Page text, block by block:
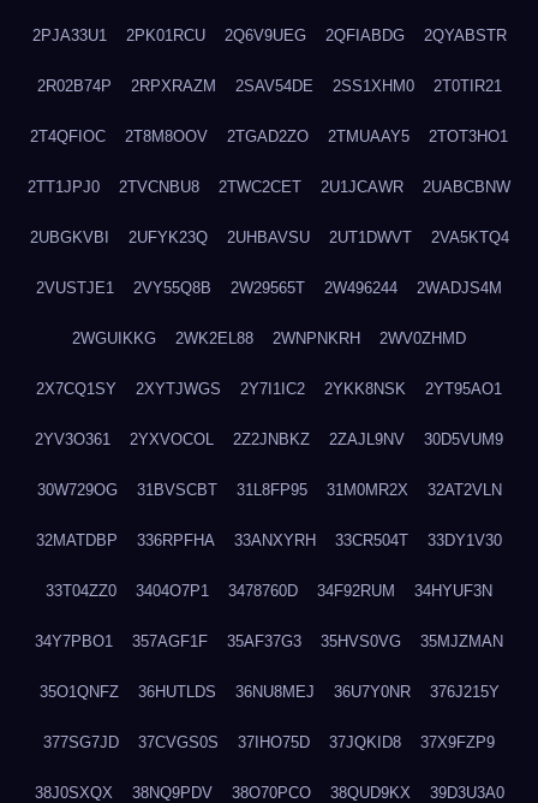
2PJA33U1 2PK01RCU 2Q6V9UEG 2QFIABDG 2QYABSTR
2R02B74P 2RPXRAZM 2SAV54DE 2SS1XHM0 2T0TIR21
2T4QFIOC 2T8M8OOV 2TGAD2ZO 2TMUAAY5 2TOT3HO1
2TT1JPJ0 2TVCNBU8 2TWC2CET 2U1JCAWR 2UABCBNW
2UBGKVBI 2UFYK23Q 2UHBAVSU 2UT1DWVT 2VA5KTQ4
2VUSTJE1 2VY55Q8B 2W29565T 2W496244 2WADJS4M
2WGUIKKG 2WK2EL88 2WNPNKRH 2WV0ZHMD
2X7CQ1SY 2XYTJWGS 2Y7I1IC2 2YKK8NSK 2YT95AO1
2YV3O361 2YXVOCOL 2Z2JNBKZ 2ZAJL9NV 30D5VUM9
30W729OG 31BVSCBT 31L8FP95 31M0MR2X 32AT2VLN
32MATDBP 336RPFHA 33ANXYRH 33CR504T 33DY1V30
33T04ZZ0 3404O7P1 3478760D 34F92RUM 34HYUF3N
34Y7PBO1 357AGF1F 35AF37G3 35HVS0VG 35MJZMAN
35O1QNFZ 36HUTLDS 36NU8MEJ 36U7Y0NR 376J215Y
377SG7JD 37CVGS0S 37IHO75D 37JQKID8 37X9FZP9
38J0SXQX 38NQ9PDV 38O70PCO 38QUD9KX 39D3U3A0